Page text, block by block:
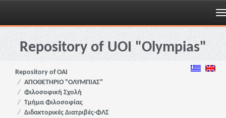
Skip
navigationRepository of UOI "Olympias"
Repository of OAI
ΑΠΟΘΕΤΗΡΙΟ "ΟΛΥΜΠΙΑΣ"
Φιλοσοφική Σχολή
Τμήμα Φιλοσοφίας
Διδακτορικές Διατριβές-ΦΛΣ